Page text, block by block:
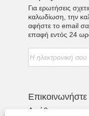
Για ερωτήσεις
καλωδίωση, την
αφήστε το email
επαφή εντός 24
Επικοινωνήστε
Διεύθυνση: